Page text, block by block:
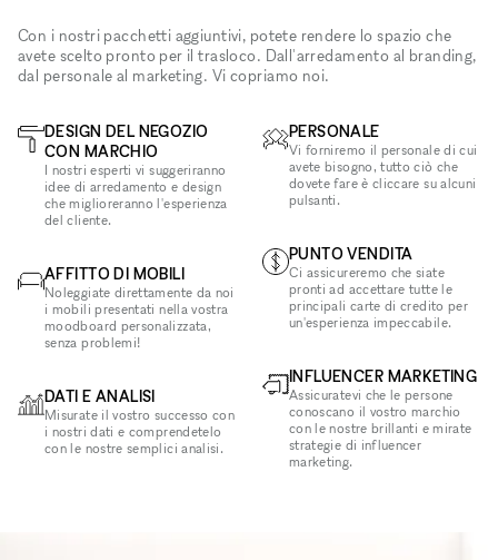
Con i nostri pacchetti aggiuntivi, potete rendere lo spazio che
avete scelto pronto per il trasloco. Dall'arredamento al branding,
dal personale al marketing. Vi copriamo noi.
DESIGN DEL NEGOZIO
CON MARCHIO
I nostri esperti vi suggeriranno
idee di arredamento e design
che miglioreranno l'esperienza
del cliente.
AFFITTO DI MOBILI
Noleggiate direttamente da noi
i mobili presentati nella vostra
moodboard personalizzata,
senza problemi!
DATI E ANALISI
Misurate il vostro successo con
i nostri dati e comprendetelo
con le nostre semplici analisi.
PERSONALE
Vi forniremo il personale di cui
avete bisogno, tutto ciò che
dovete fare è cliccare su alcuni
pulsanti.
PUNTO VENDITA
Ci assicureremo che siate
pronti ad accettare tutte le
principali carte di credito per
un'esperienza impeccabile.
INFLUENCER MARKETING
Assicuratevi che le persone
conoscano il vostro marchio
con le nostre brillanti e mirate
strategie di influencer
marketing.